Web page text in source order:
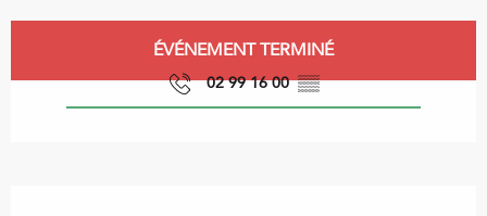
Ouverture et coordonnées
ÉVÉNEMENT TERMINÉ
02 99 16 00▒▒